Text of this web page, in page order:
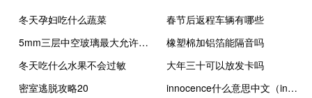
冬天孕妇吃什么蔬菜
春节后返程车辆有哪些
5mm三层中空玻璃最大允许面积
橡塑棉加铝箔能隔音吗
冬天吃什么水果不会过敏
大年三十可以放发卡吗
密室逃脱攻略20
innocence什么意思中文（innocence什么意思）